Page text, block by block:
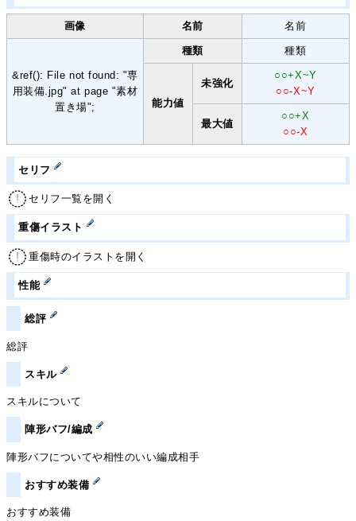
画像 名前 名前
&ref(): File not found: "専
用装備.jpg" at page "素材
置き場";
種類 種類
能力値
未強化
○○+X~Y
○○-X~Y
最大値
○○+X
○○-X
セリフ
セリフ一覧を開く
重傷イラスト
重傷時のイラストを開く
性能
総評
総評
スキル
スキルについて
陣形バフ/編成
陣形バフについてや相性のいい編成相手
おすすめ装備
おすすめ装備